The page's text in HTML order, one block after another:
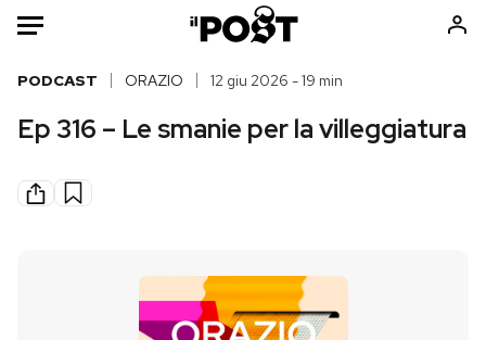
Auto
HOME
Italia
Mondo
Tecnologia
Storie/Idee
Ok Boomer!
PODCAST ORAZIO 12 giu 2026 - 19 min
Ep 316 – Le smanie per la villeggiatura